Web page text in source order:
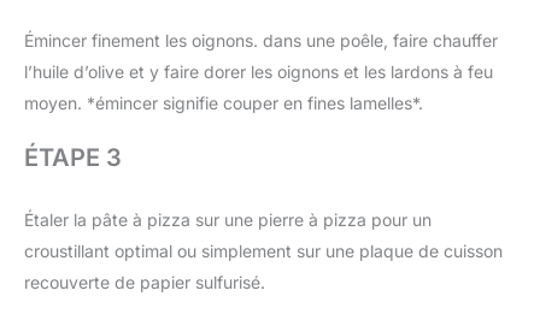
Émincer finement les oignons. dans une poêle, faire chauffer
l’huile d’olive et y faire dorer les oignons et les lardons à feu
moyen. *émincer signifie couper en fines lamelles*.
ÉTAPE 3
Étaler la pâte à pizza sur une pierre à pizza pour un
croustillant optimal ou simplement sur une plaque de cuisson
recouverte de papier sulfurisé.